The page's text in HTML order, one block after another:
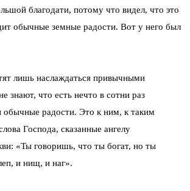
благодати, потому что видел, что это
обычные земные радости. Вот у него был
лишь наслаждаться привычными
знают, что есть нечто в сотни раз
обычные радости. Это к ним, к таким
Господа, сказанные ангелу
«Ты говоришь, что ты богат, но ты
и нищ, и наг».